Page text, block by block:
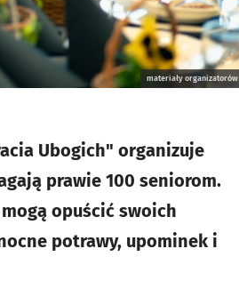
materiały organizatorów
Ubogich" organizuje
prawie 100 seniorom.
opuścić swoich
potrawy, upominek i